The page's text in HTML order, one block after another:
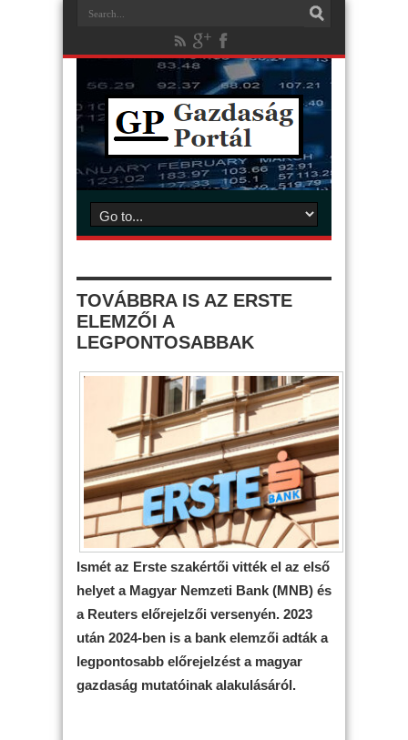
TOVÁBBRA IS AZ ERSTE
ELEMZŐI A
LEGPONTOSABBAK
Ismét az Erste szakértői vitték el az első
helyet a Magyar Nemzeti Bank (MNB) és
a Reuters előrejelzői versenyén. 2023
után 2024-ben is a bank elemzői adták a
legpontosabb előrejelzést a magyar
gazdaság mutatóinak alakulásáról.